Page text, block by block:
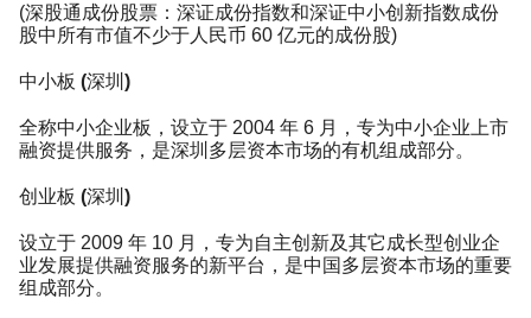
(深股通成份股票：深证成份指数和深证中小创新指数成份
股中所有市值不少于人民币 60 亿元的成份股)
中小板 (深圳)
全称中小企业板，设立于 2004 年 6 月，专为中小企业上市
融资提供服务，是深圳多层资本市场的有机组成部分。
创业板 (深圳)
设立于 2009 年 10 月，专为自主创新及其它成长型创业企
业发展提供融资服务的新平台，是中国多层资本市场的重要
组成部分。